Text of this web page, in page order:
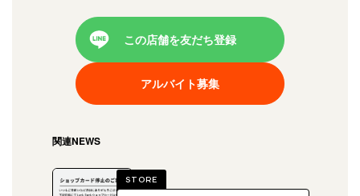
この店舗を友だち登録
アルバイト募集
関連NEWS
STORE